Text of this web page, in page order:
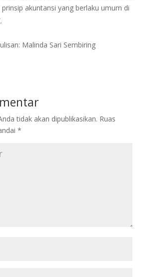
prinsip akuntansi yang berlaku umum di
Malinda Sari Sembiring
tidak akan dipublikasikan. Ruas
*